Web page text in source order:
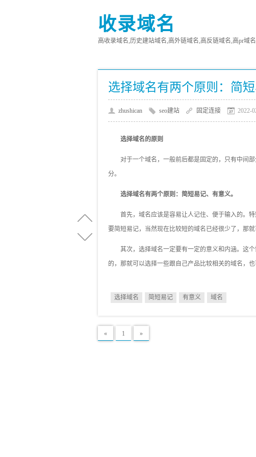
收录域名
高收录域名,历史建站域名,高外链域名,高反链域名,高pr域
选择域名有两个原则：简
zhushican seo建站 固定连接 2022-
选择域名的原则
对于一个域名，一般前后都是固定的，只有中间
分。
选择域名有两个原则：简短易记、有意义。
首先，域名应该是容易让人记住、便于输入的。
要简短易记，当然现在比较短的域名已经很少了，那就
其次，选择域名一定要有一定的意义和内涵。这
的，那就可以选择一些跟自己产品比较相关的域名，
选择域名
简短易记 有意义 域名
« 1 »